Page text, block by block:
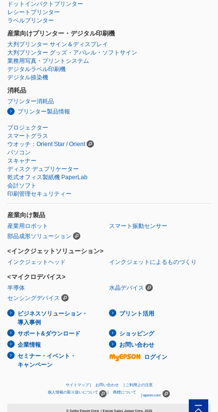
ドットインパクトプリンター
レシートプリンター
ラベルプリンター
産業向けプリンター・デジタル印刷機
大判プリンター サイン＆ディスプレイ
大判プリンター グッズ・アパレル・ソフトサイン
業務用写真・プリントシステム
デジタルラベル印刷機
デジタル捺染機
消耗品
プリンター消耗品
プリンター製品情報
プロジェクター
スマートグラス
ウオッチ：Orient Star / Orient
パソコン
スキャナー
ディスク デュプリケーター
乾式オフィス製紙機 PaperLab
会計ソフト
印刷管理セキュリティー
産業向け製品
産業用ロボット
スマート振動センサー
部品成形ソリューション
<インクジェットソリューション>
インクジェットヘッド インクジェットによるものづくり
<マイクロデバイス>
半導体
水晶デバイス
センシングデバイス
ビジネスソリューション・
導入事例
プリント活用
サポート&ダウンロード
ショッピング
企業情報
お問い合わせ
セミナー・イベント・
キャンペーン
ログイン
サイトマップ お問い合わせ
ご利用上の注意
個人情報の取り扱いについて
商標について
epson.com
© Seiko Epson Corp. / Epson Sales Japan Corp. 2026